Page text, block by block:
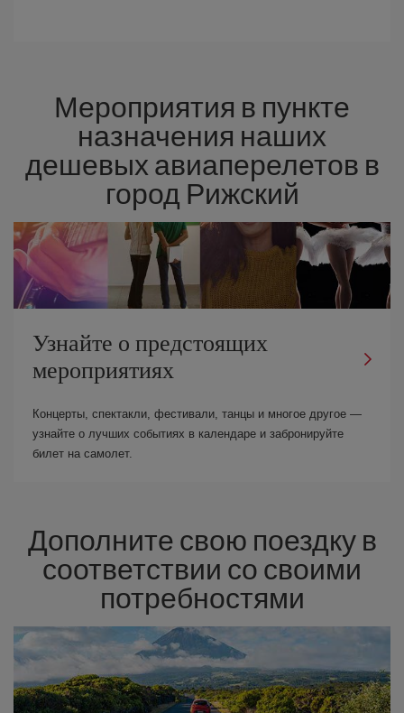
Мероприятия в пункте
назначения наших
дешевых авиаперелетов в
город Рижский
Узнайте о предстоящих
мероприятиях
Концерты, спектакли, фестивали, танцы и многое другое —
узнайте о лучших событиях в календаре и забронируйте
билет на самолет.
Дополните свою поездку в
соответствии со своими
потребностями